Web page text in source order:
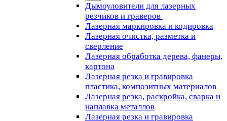
Дымоуловители для лазерных
резчиков и граверов
Лазерная маркировка и кодировка
Лазерная очистка, разметка и
сверление
Лазерная обработка дерева, фанеры,
картона
Лазерная резка и гравировка
пластика, композитных материалов
Лазерная резка, раскройка, сварка и
наплавка металлов
Лазерная резка и гравировка